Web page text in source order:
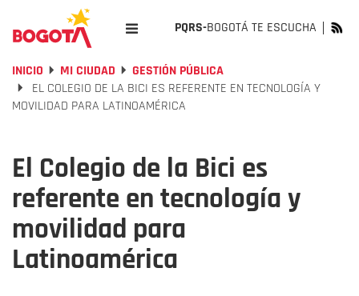
PQRS-BOGOTÁ TE ESCUCHA
INICIO MI CIUDAD
GESTIÓN PÚBLICA
EL COLEGIO DE LA BICI ES REFERENTE EN TECNOLOGÍA Y
MOVILIDAD PARA LATINOAMÉRICA
El Colegio de la Bici es
referente en tecnología y
movilidad para
Latinoamérica